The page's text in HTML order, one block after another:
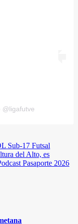
@ligafutve
Sub-17 Futsal
del Alto, es
Pasaporte 2026